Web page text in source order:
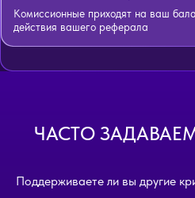
Комиссионные приходят на ваш
действия вашего реферала
ЧАСТО
Поддерживаете ли вы другие